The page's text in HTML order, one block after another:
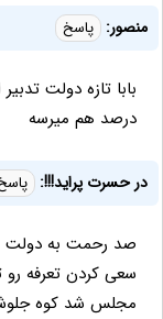
منصور: پاسخ
بابا تازه دولت
درصد هم میرسه
در حسرت پراید!!!:
صد رحمت به دولت
سعی کردن تعرفه
مجلس شد کوه